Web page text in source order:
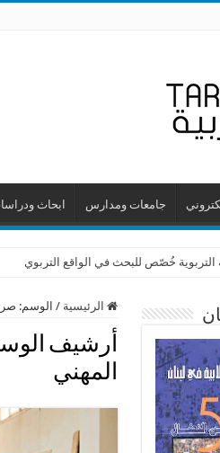
جامعات ومدارس ابحاث
التربوية خُصّص للبحث في الواقع التربوي
الرئيسية / الوسم:
أرشيف
المهني